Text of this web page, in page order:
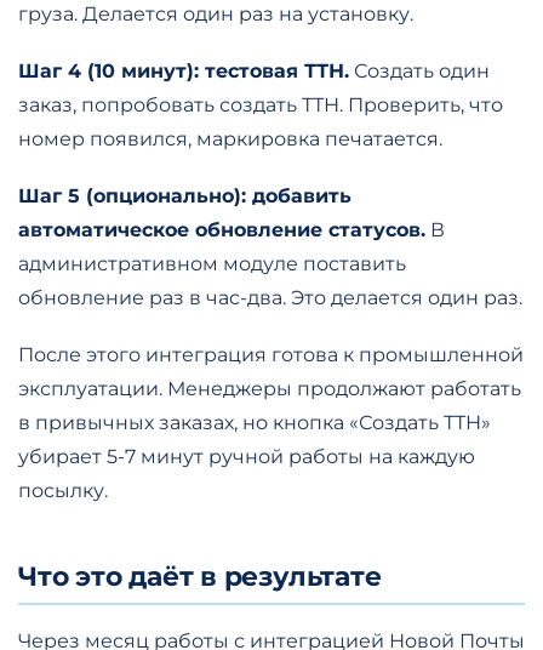
груза. Делается один раз на установку.
Шаг 4 (10 минут): тестовая ТТН. Создать один
заказ, попробовать создать ТТН. Проверить, что
номер появился, маркировка печатается.
Шаг 5 (опционально): добавить
автоматическое обновление статусов. В
административном модуле поставить
обновление раз в час-два. Это делается один раз.
После этого интеграция готова к промышленной
эксплуатации. Менеджеры продолжают работать
в привычных заказах, но кнопка «Создать ТТН»
убирает 5-7 минут ручной работы на каждую
посылку.
Что это даёт в результате
Через месяц работы с интеграцией Новой Почты